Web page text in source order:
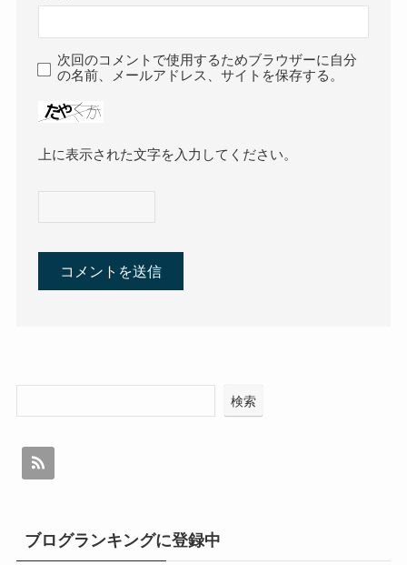
次回のコメントで使用するためブラウザーに自分
の名前、メールアドレス、サイトを保存する。
上に表示された文字を入力してください。
検索
ブログランキングに登録中